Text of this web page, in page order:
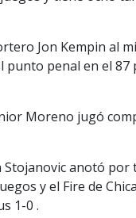
Jon Kempin al
punto penal en el 87
Moreno jugó
Stojanovic anotó por
y el Fire de
1-0 .